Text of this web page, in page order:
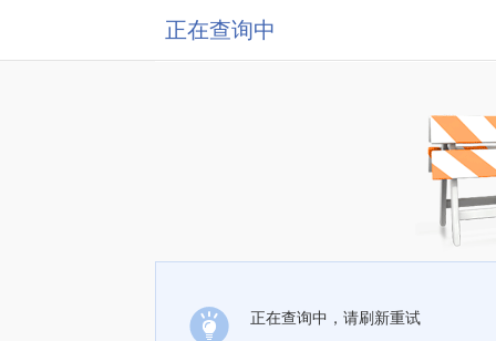
正在查询中
正在查询中，请刷新重试